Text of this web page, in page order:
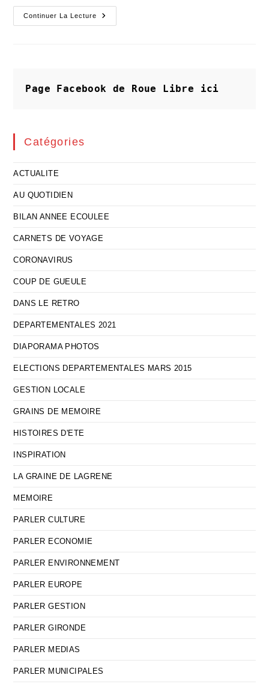
Continuer La Lecture
Souvenir
D’un
Page Facebook de Roue Libre ici
Catégories
ACTUALITE
AU QUOTIDIEN
BILAN ANNEE ECOULEE
CARNETS DE VOYAGE
CORONAVIRUS
COUP DE GUEULE
DANS LE RETRO
DEPARTEMENTALES 2021
DIAPORAMA PHOTOS
ELECTIONS DEPARTEMENTALES MARS 2015
GESTION LOCALE
GRAINS DE MEMOIRE
HISTOIRES D'ETE
INSPIRATION
LA GRAINE DE LAGRENE
MEMOIRE
PARLER CULTURE
PARLER ECONOMIE
PARLER ENVIRONNEMENT
PARLER EUROPE
PARLER GESTION
PARLER GIRONDE
PARLER MEDIAS
PARLER MUNICIPALES